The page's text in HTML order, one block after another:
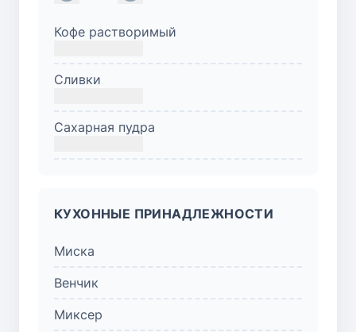
Кофе растворимый
Сливки
Сахарная пудра
КУХОННЫЕ ПРИНАДЛЕЖНОСТИ
Миска
Венчик
Миксер